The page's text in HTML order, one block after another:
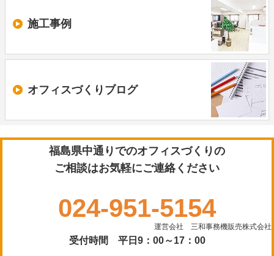
施工事例
オフィスづくり ブログ
福島県中通りでのオフィスづくりの
ご相談はお気軽にご連絡ください
024-951-5154
運営会社 三和事務機販売株式会社
受付時間 平日9：00～17：00